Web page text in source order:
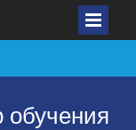
обучения